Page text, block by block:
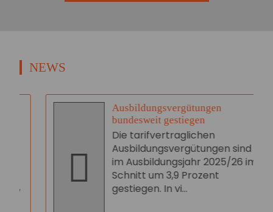
NEWS
Ausbildungsvergütungen
bundesweit gestiegen
Die tarifvertraglichen
Ausbildungsvergütungen sind
im Ausbildungsjahr 2025/26 im
Schnitt um 3,9 Prozent
gestiegen. In vi...